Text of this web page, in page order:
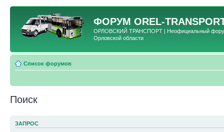
ФОРУМ OREL-
ОРЛОВСКИЙ ТРАНСПОРТ | Неофициальный форум
Орловской области
Список форумов
Поиск
ЗАПРОС